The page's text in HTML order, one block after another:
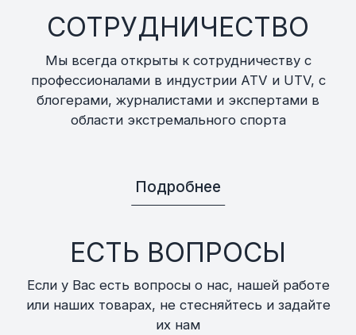
СОТРУДНИЧЕСТВО
Мы всегда открыты к сотрудничеству с
профессионалами в индустрии ATV и UTV, с
блогерами, журналистами и экспертами в
области экстремального спорта
Подробнее
ЕСТЬ ВОПРОСЫ
Если у Вас есть вопросы о нас, нашей работе
или наших товарах, не стесняйтесь и задайте
их нам